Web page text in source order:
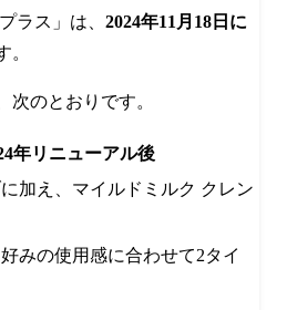
ラス」は、 2024年11月18日に
。
次のとおりです。
年リニューアル後
加え、マイルドミルク クレン
みの使用感に合わせて2タイ